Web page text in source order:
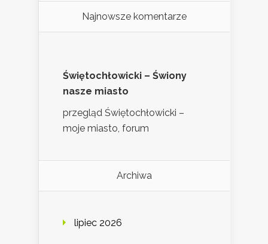
Najnowsze komentarze
Świętochłowicki – Świony
nasze miasto
przegląd Świętochłowicki –
moje miasto, forum
Archiwa
lipiec 2026